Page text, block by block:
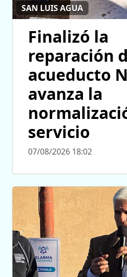
SAN LUIS AGUA
Finalizó la
reparación
acueducto
avanza la
servicio
07/08/2026 18:02